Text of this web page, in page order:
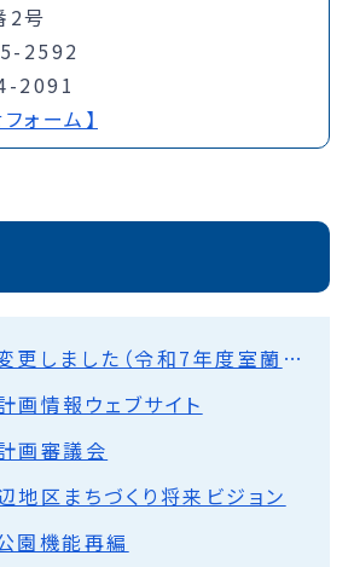
2号
2592
2091
ォーム】
都市計画を変更しました（令和7年度室蘭市決定）
画情報ウェブサイト
画審議会
地区まちづくり将来ビジョン
園機能再編